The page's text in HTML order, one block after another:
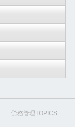
労務管理TOPICS